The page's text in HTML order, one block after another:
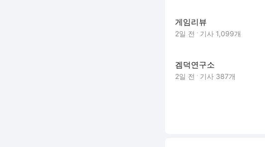
게임리뷰
2일 전 기사 1,099개
겜덕연구소
2일 전 기사 387개